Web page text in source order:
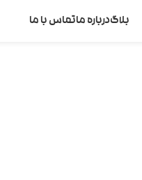
بلاگدرباره ماتماس با ما